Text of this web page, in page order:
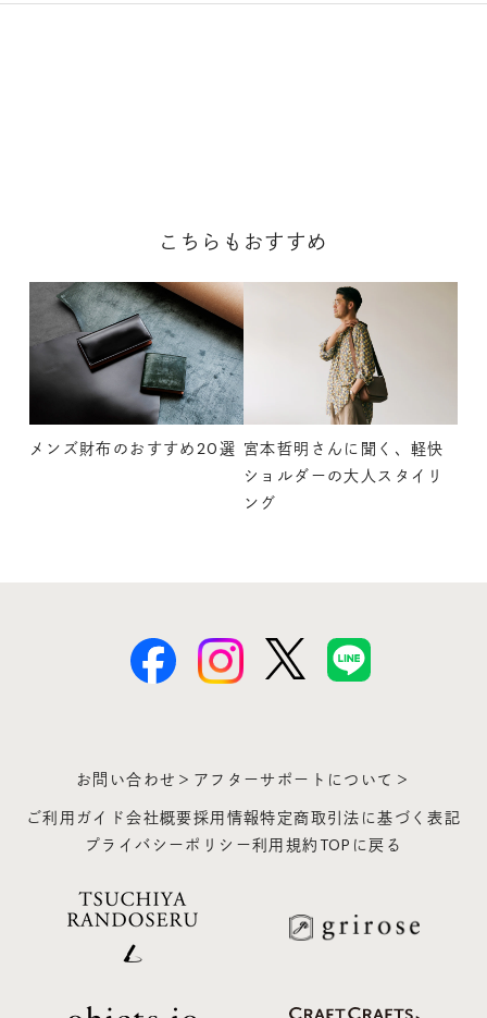
こちらもおすすめ
メンズ財布のおすすめ20選 宮本哲明さんに聞く、軽快
ショルダーの大人スタイリ
ング
お問い合わせ＞ アフターサポートについて＞
ご利用ガイド会社概要採用情報特定商取引法に基づく表記
プライバシーポリシー利用規約 TOPに戻る